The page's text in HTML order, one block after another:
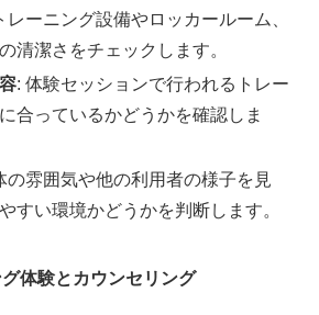
レーニング設備やロッカールーム、
清潔さをチェックします。
: 体験セッションで行われるトレー
合っているかどうかを確認しま
の雰囲気や他の利用者の様子を見
すい環境かどうかを判断します。
体験とカウンセリング